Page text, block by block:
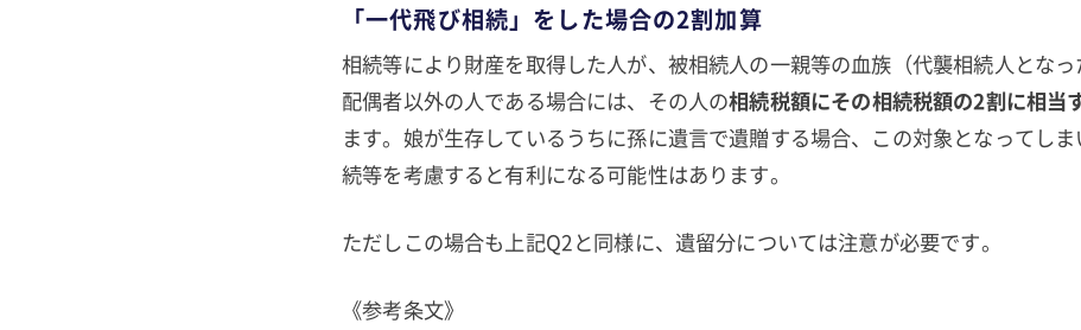
「一代飛び相続」をした場合の2割加算
相続等により財産を取得した人が、被相続人の一親等の血族（代襲相続人とな
配偶者以外の人である場合には、その人の相続税額にその相続税額の2割に相当
ます。娘が生存しているうちに孫に遺言で遺贈する場合、この対象となってし
続等を考慮すると有利になる可能性はあります。
ただしこの場合も上記Q2と同様に、遺留分については注意が必要です。
《参考条文》